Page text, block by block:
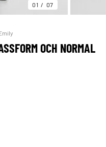
01 07
OCH NORMAL